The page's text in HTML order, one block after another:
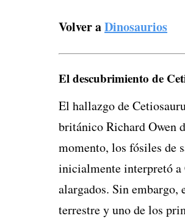
Volver aDinosaurios
El descubrimiento de
El hallazgo de
británico Richard Owen
momento, los fósiles de
inicialmente interpretó a
alargados. Sin embargo,
terrestre y uno de los